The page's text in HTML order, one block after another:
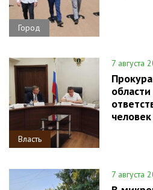
Город
Власть
7 августа
человек
7 августа